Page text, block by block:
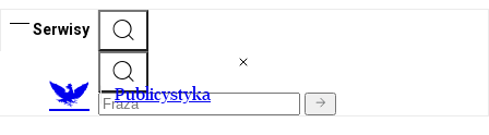
Serwisy
Publicystyka